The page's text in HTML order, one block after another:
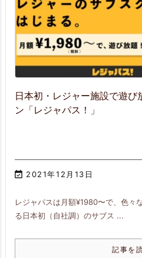
日本初・レジャー施設で遊び
ン「レジャパス！」
 2021年12月13日
レジャパスは月額¥1980〜で、色々
る日本初（自社調）のサブス ...
記事を